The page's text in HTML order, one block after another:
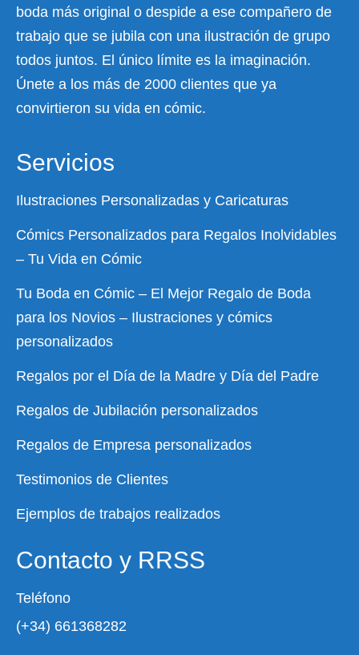
boda más original o despide a ese compañero de
trabajo que se jubila con una ilustración de grupo
todos juntos. El único límite es la imaginación.
Únete a los más de 2000 clientes que ya
convirtieron su vida en cómic.
Servicios
Ilustraciones Personalizadas y Caricaturas
Cómics Personalizados para Regalos Inolvidables
– Tu Vida en Cómic
Tu Boda en Cómic – El Mejor Regalo de Boda
para los Novios – Ilustraciones y cómics
personalizados
Regalos por el Día de la Madre y Día del Padre
Regalos de Jubilación personalizados
Regalos de Empresa personalizados
Testimonios de Clientes
Ejemplos de trabajos realizados
Contacto y RRSS
Teléfono
(+34) 661368282